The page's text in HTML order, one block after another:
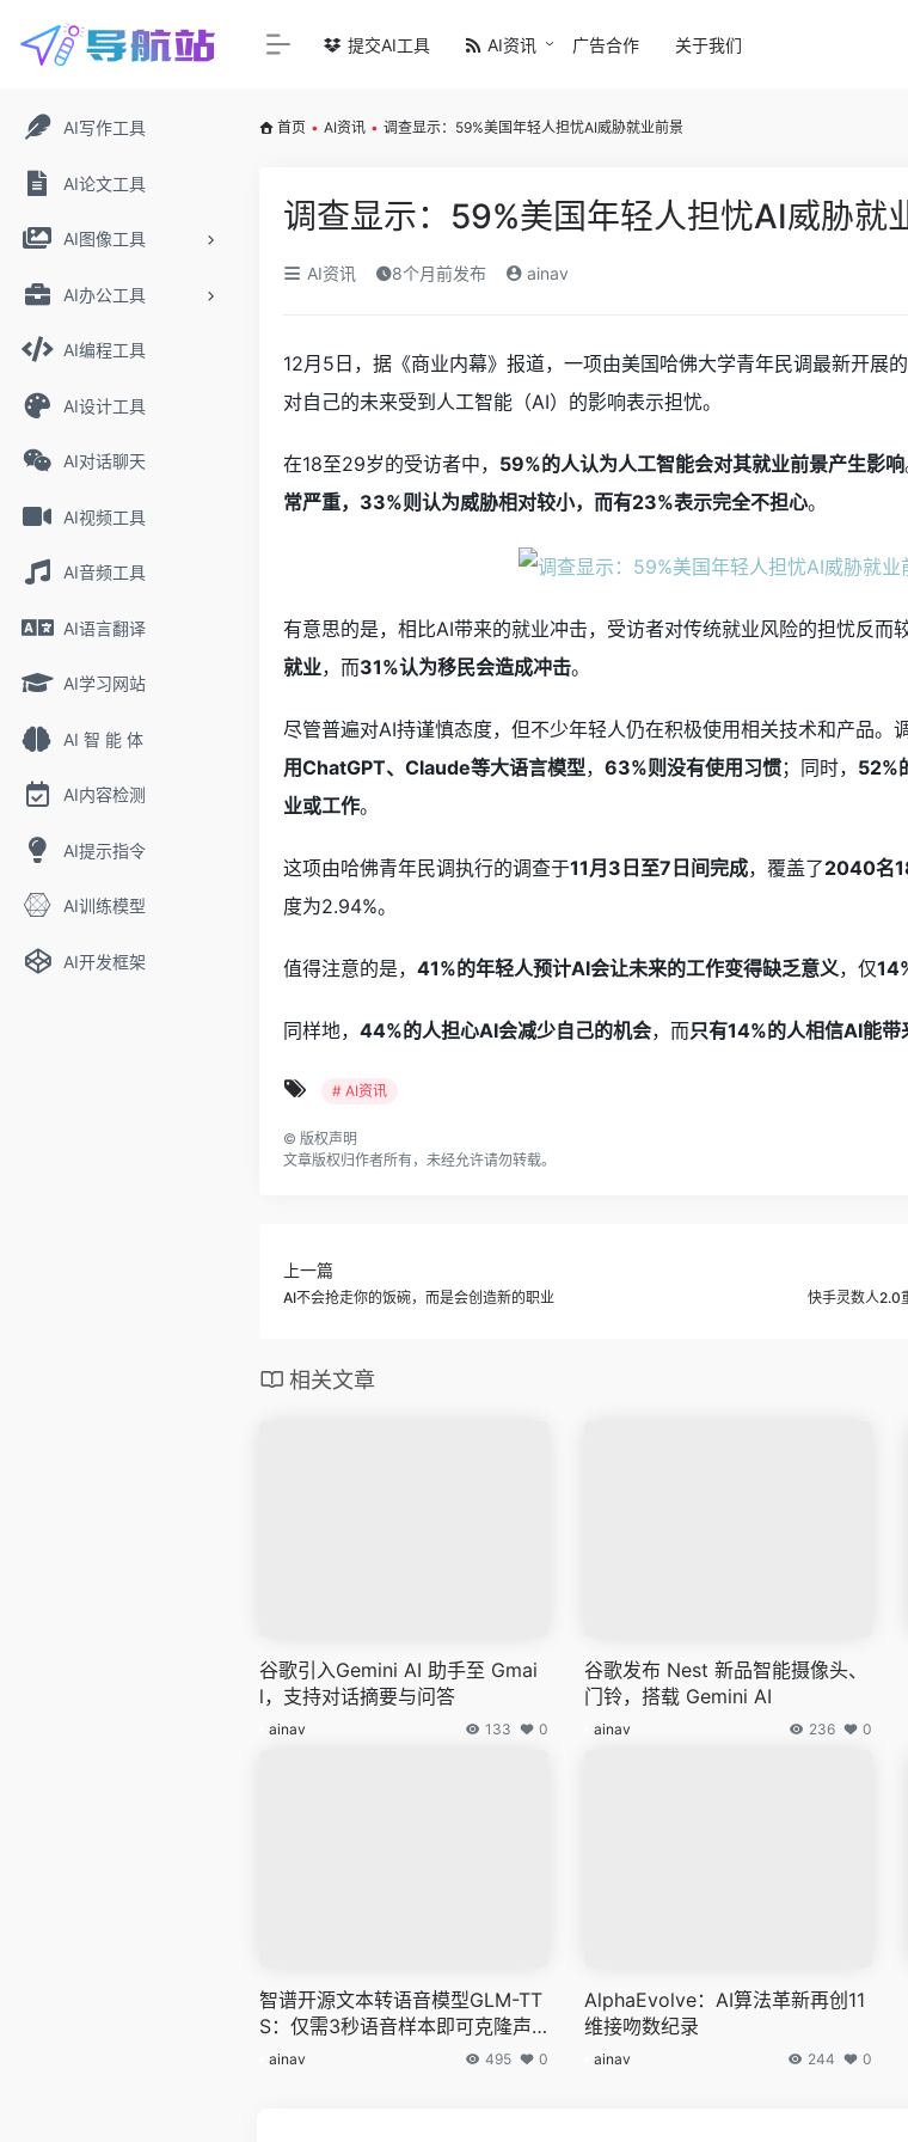
AI写作工具
AI论文工具
AI图像工具
AI办公工具
AI编程工具
AI设计工具
AI对话聊天
AI视频工具
AI音频工具
AI语言翻译
AI学习网站
AI 智 能 体
AI内容检测
AI提示指令
AI训练模型
AI开发框架
提交AI工具 AI资讯 广告合作 关于我们
首页 • AI资讯 • 调查显示：59%美国年轻人担忧AI威胁就业前景
调查显示：59%美国年轻人担忧AI威胁就
AI资讯 8个月前发布 ainav
12月5日，据《商业内幕》报道，一项由美国哈佛大学青年民调最新开展
对自己的未来受到人工智能（AI）的影响表示担忧。
在18至29岁的受访者中， 59%的人认为人工智能会对其就业前景产生影响
常严重，33%则认为威胁相对较小，而有23%表示完全不担心。
有意思的是，相比AI带来的就业冲击，受访者对传统就业风险的担忧反而较
就业，而31%认为移民会造成冲击。
尽管普遍对AI持谨慎态度，但不少年轻人仍在积极使用相关技术和产品。调
用ChatGPT、Claude等大语言模型， 63%则没有使用习惯；同时， 52%
业或工作。
这项由哈佛青年民调执行的调查于11月3日至7日间完成，覆盖了2040名
度为2.94%。
值得注意的是， 41%的年轻人预计AI会让未来的工作变得缺乏意义，仅
同样地， 44%的人担心AI会减少自己的机会，而只有14%的人相信AI能带
# AI资讯
© 版权声明
文章版权归作者所有，未经允许请勿转载。
上一篇
AI不会抢走你的饭碗，而是会创造新的职业 快手灵数人2.0
相关文章
谷歌引入Gemini AI 助手至 Gmai
l，支持对话摘要与问答
ainav 133 0
谷歌发布 Nest 新品智能摄像头、
门铃，搭载 Gemini AI
ainav 236 0
智谱开源文本转语音模型GLM-TT
S：仅需3秒语音样本即可克隆声
音
ainav 495 0
AlphaEvolve：AI算法革新再创11
维接吻数纪录
ainav 244 0